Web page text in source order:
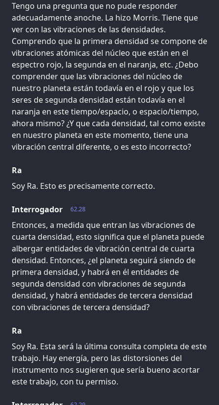
Tengo una pregunta que no pude responder
adecuadamente anoche. La hizo Morris. Tiene que
ver con las vibraciones de las densidades.
Comprendo que la primera densidad se compone de
vibraciones atómicas del núcleo que están en el
espectro rojo, la segunda en el naranja, etc. ¿Debo
comprender que las vibraciones del núcleo de
nuestro planeta están todavía en el rojo y que los
seres de segunda densidad están todavía en el
naranja en este tiempo/espacio, o espacio/tiempo,
ahora mismo? ¿Y que cada densidad, tal como existe
en nuestro planeta en este momento, tiene una
vibración central diferente, o es esto incorrecto?
Ra
Soy Ra. Esto es precisamente correcto.
62.28
Interrogador
Entonces, a medida que entran las vibraciones de
cuarta densidad, esto significa que el planeta puede
albergar entidades de vibración central de cuarta
densidad. Entonces, ¿el planeta seguirá siendo de
primera densidad, y habrá en él entidades de
segunda densidad con vibraciones de segunda
densidad, y habrá entidades de tercera densidad
con vibraciones de tercera densidad?
Ra
Soy Ra. Esta será la última consulta completa de este
trabajo. Hay energía, pero las distorsiones del
instrumento nos sugieren que sería bueno acortar
este trabajo, con tu permiso.